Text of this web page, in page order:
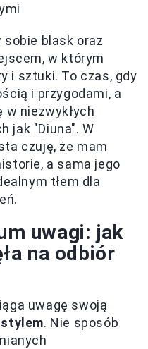
sobie blask oraz
w którym
i sztuki. To czas, gdy
i przygodami, a
niezwykłych
jak "Diuna". W
czuję, że mam
a sama jego
tłem dla
uwagi: jak
na odbiór
uwagę swoją
. Nie sposób